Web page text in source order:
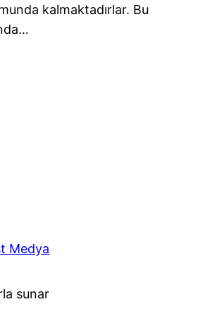
kalmaktadırlar. Bu
Medya
sunar